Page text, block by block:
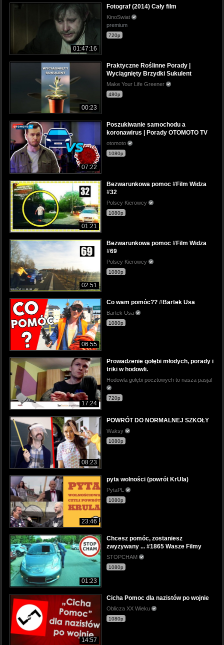
01:47:16
Fotograf (2014) Cały film
KinoSwiat
premium
720p
00:23
Praktyczne Roślinne Porady |
Wyciągnięty Brzydki Sukulent
Make Your Life Greener
480p
07:22
Poszukiwanie samochodu a
koronawirus | Porady OTOMOTO TV
otomoto
1080p
01:21
Bezwarunkowa pomoc #Film Widza
#32
Polscy Kierowcy
1080p
02:51
Bezwarunkowa pomoc #Film Widza
#69
Polscy Kierowcy
1080p
06:55
Co wam pomóc?? #Bartek Usa
Bartek Usa
1080p
17:24
Prowadzenie gołębi młodych, porady i
triki w hodowli.
Hodowla gołębi pocztowych to nasza pasja!
720p
08:23
POWRÓT DO NORMALNEJ SZKOŁY
Waksy
1080p
23:46
pyta wolności (powrót KrUla)
PytaPL
1080p
01:23
Chcesz pomóc, zostaniesz
zwyzywany ... #1865 Wasze Filmy
STOPCHAM
1080p
14:57
Cicha Pomoc dla nazistów po wojnie
Oblicza XX Wieku
1080p